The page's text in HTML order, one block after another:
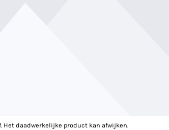
Het daadwerkelijke product kan afwijken.